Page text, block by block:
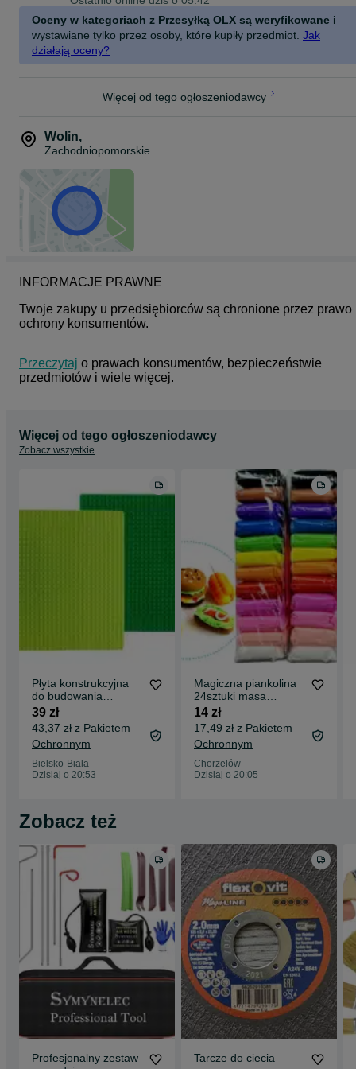
Oceny w kategoriach z Przesyłką OLX są weryfikowane i
wystawiane tylko przez osoby, które kupiły przedmiot. Jak
działają oceny?
Więcej od tego ogłoszeniodawcy
Wolin,
Zachodniopomorskie
INFORMACJE PRAWNE
Twoje zakupy u przedsiębiorców są chronione przez prawo
ochrony konsumentów.
Przeczytaj o prawach konsumentów, bezpieczeństwie
przedmiotów i wiele więcej.
Więcej od tego ogłoszeniodawcy
Zobacz wszystkie
Płyta konstrukcyjna
do budowania
klocków DUŻY
WYMIAR Wymiar
40cm x 40c
39 zł
43,37 zł z Pakietem
Ochronnym
Bielsko-Biała
Dzisiaj o 20:53
Magiczna piankolina
24sztuki masa
plastyczna
14 zł
17,49 zł z Pakietem
Ochronnym
Chorzelów
Dzisiaj o 20:05
Zobacz też
Profesjonalny zestaw
Tarcze do ciecia